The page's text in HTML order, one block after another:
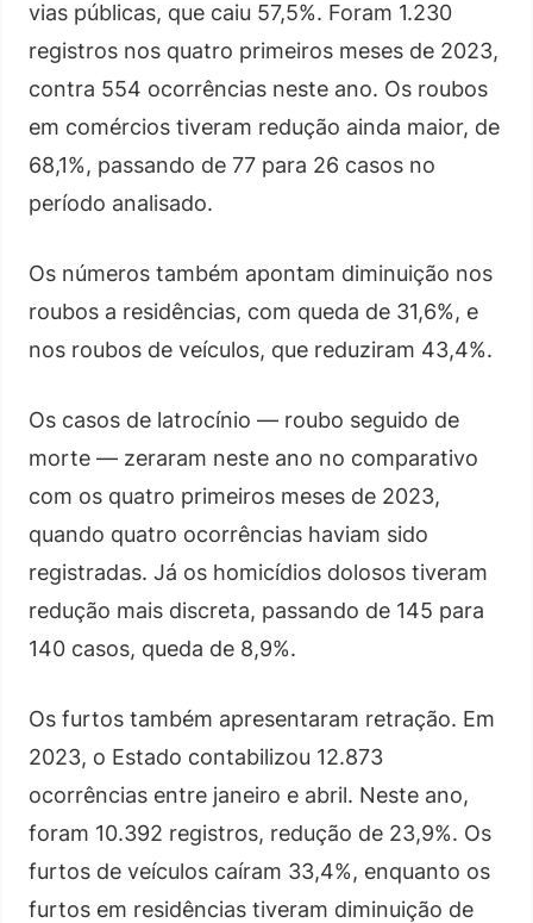
vias públicas, que caiu 57,5%. Foram 1.230
registros nos quatro primeiros meses de 2023,
contra 554 ocorrências neste ano. Os roubos
em comércios tiveram redução ainda maior, de
68,1%, passando de 77 para 26 casos no
período analisado.
Os números também apontam diminuição nos
roubos a residências, com queda de 31,6%, e
nos roubos de veículos, que reduziram 43,4%.
Os casos de latrocínio — roubo seguido de
morte — zeraram neste ano no comparativo
com os quatro primeiros meses de 2023,
quando quatro ocorrências haviam sido
registradas. Já os homicídios dolosos tiveram
redução mais discreta, passando de 145 para
140 casos, queda de 8,9%.
Os furtos também apresentaram retração. Em
2023, o Estado contabilizou 12.873
ocorrências entre janeiro e abril. Neste ano,
foram 10.392 registros, redução de 23,9%. Os
furtos de veículos caíram 33,4%, enquanto os
furtos em residências tiveram diminuição de